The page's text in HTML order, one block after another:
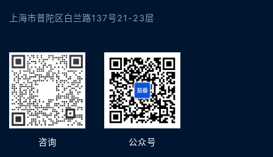
上海市普陀区白兰路137号21-23层
咨询 公众号